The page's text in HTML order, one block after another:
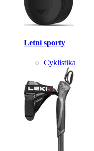
Letní sporty
Cyklistika